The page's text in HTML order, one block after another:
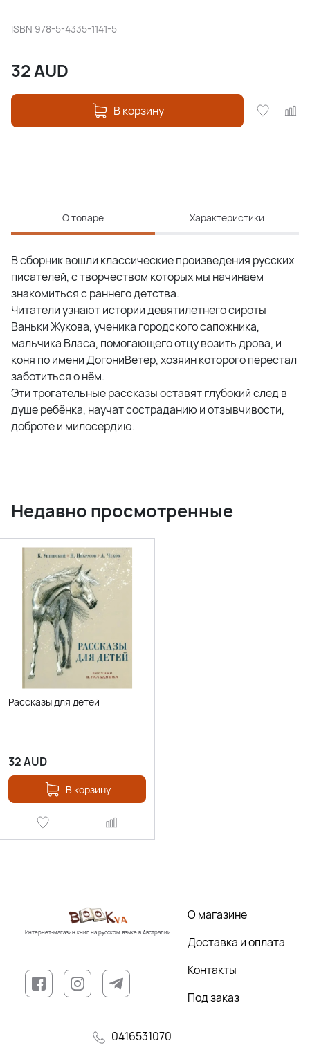
ISBN 978-5-4335-1141-5
32AUD
В корзину
О товаре Характеристики
В сборник вошли классические произведения русских
писателей, с творчеством которых мы начинаем
знакомиться с раннего детства.
Читатели узнают истории девятилетнего сироты
Ваньки Жукова, ученика городского сапожника,
мальчика Власа, помогающего отцу возить дрова, и
коня по имени ДогониВетер, хозяин которого перестал
заботиться о нём.
Эти трогательные рассказы оставят глубокий след в
душе ребёнка, научат состраданию и отзывчивости,
доброте и милосердию.
Недавно просмотренные
Рассказы для детей
32AUD
В корзину
Интернет-магазин книг на русском языке в Австралии
О магазине
Доставка и оплата
Контакты
Под заказ
0416531070